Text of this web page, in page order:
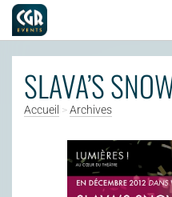
SLAVA’S
Accueil >Archives